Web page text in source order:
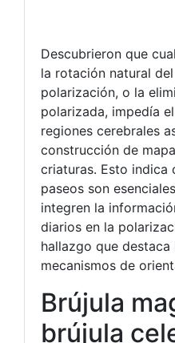
Descubrieron que
la rotación natural
polarización, o la
polarizada, impedía
regiones cerebrales
construcción de
criaturas. Esto indica
paseos son
integren la
diarios en la
hallazgo que
mecanismos de
Brújula
brújula